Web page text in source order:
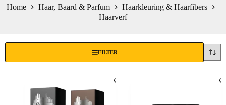
Home Haar, Baard & Parfum
Haarkleuring & Haarfibers
Haarverf
FILTER